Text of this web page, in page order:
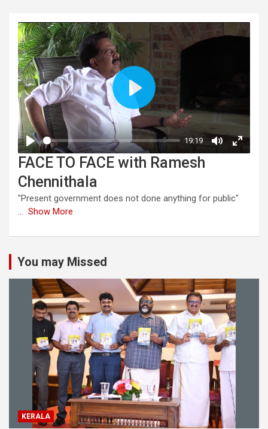
FACE TO FACE with Ramesh
Chennithala
"Present government does not done anything for public"
... Show More
You may Missed
KERALA